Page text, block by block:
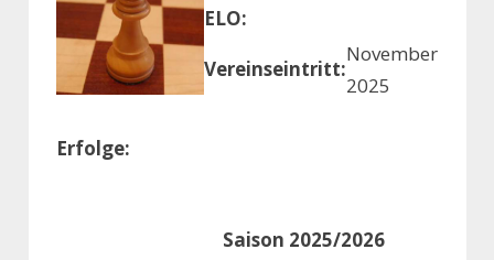
ELO:
Vereinseintritt:
November
2025
Erfolge:
Saison 2025/2026